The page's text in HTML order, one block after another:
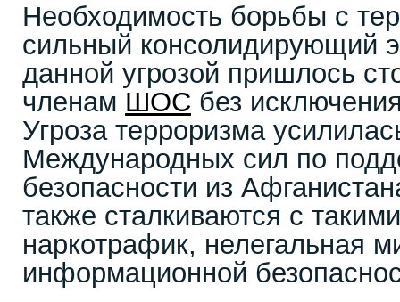
Необходимость борьбы с
сильный консолидирующий
данной угрозой пришлось
членам ШОС без
Угроза терроризма
Международных сил по
безопасности из
также сталкиваются с
наркотрафик, нелегальная
информационной